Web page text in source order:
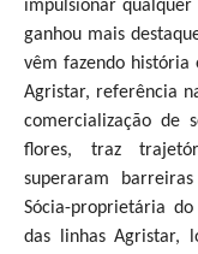
impulsionar
ganhou mais
vêm fazendo história
Agristar, referência
comercialização de
flores, traz
superaram
Sócia-proprietária
das linhas Agristar,